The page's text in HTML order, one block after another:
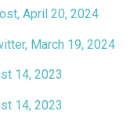
April 20, 2024
March 19, 2024
14, 2023
14, 2023